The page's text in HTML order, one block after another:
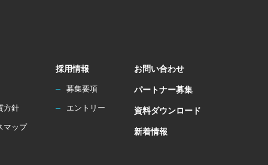
方針
マップ
採用情報
募集要項
エントリー
お問い合わせ
パートナー募集
資料ダウンロード
新着情報